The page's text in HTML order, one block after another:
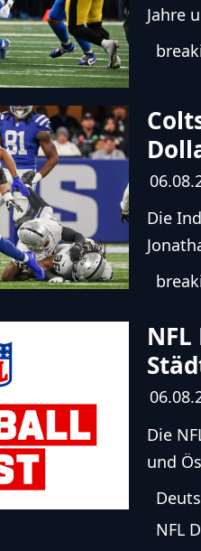
Jahre
Die
Die
und
NFL